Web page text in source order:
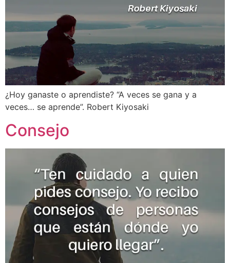
¿Hoy ganaste o aprendiste? “A veces se gana y a
veces… se aprende”. Robert Kiyosaki
Consejo